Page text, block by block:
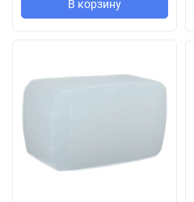
В корзину